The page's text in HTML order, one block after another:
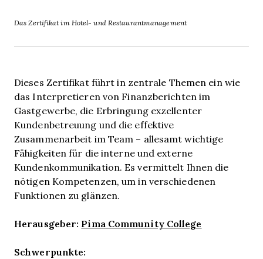
Das Zertifikat im Hotel- und Restaurantmanagement
Dieses Zertifikat führt in zentrale Themen ein wie
das Interpretieren von Finanzberichten im
Gastgewerbe, die Erbringung exzellenter
Kundenbetreuung und die effektive
Zusammenarbeit im Team – allesamt wichtige
Fähigkeiten für die interne und externe
Kundenkommunikation. Es vermittelt Ihnen die
nötigen Kompetenzen, um in verschiedenen
Funktionen zu glänzen.
Herausgeber: Pima Community College
Schwerpunkte: